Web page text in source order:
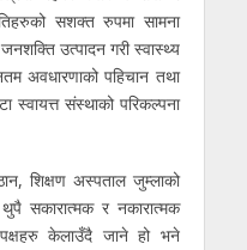
सशक्त रुपमा सामना
उत्पादन गरी स्वास्थ्य
अवधारणाको पहिचान तथा
स्वायत्त संस्थाको परिकल्पना
शिक्षण अस्पताल जुम्लाको
सकारात्मक र नकारात्मक
केलाउँदै जाने हो भने